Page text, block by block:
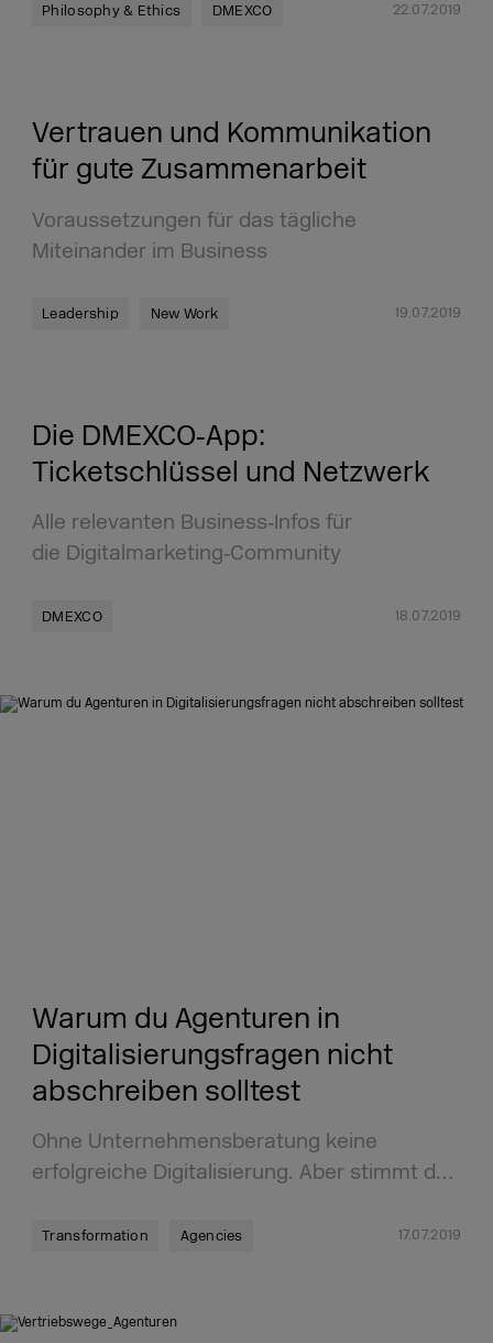
Philosophy & Ethics DMEXCO 22.07.2019
Vertrauen und Kommunikation
für gute Zusammenarbeit
Voraussetzungen für das tägliche
Miteinander im Business
Leadership New Work 19.07.2019
Die DMEXCO‑App:
Ticketschlüssel und Netzwerk
Alle relevanten Business‑Infos für
die Digitalmarketing‑Community
DMEXCO 18.07.2019
Warum du Agenturen in
Digitalisierungsfragen nicht
abschreiben solltest
Ohne Unternehmensberatung keine
erfolgreiche Digitalisierung. Aber stimmt d…
Transformation Agencies 17.07.2019